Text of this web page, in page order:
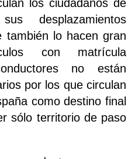
los ciudadanos de
desplazamientos
también lo hacen gran
con matrícula
no están
por los que circulan
como destino final
sólo territorio de paso